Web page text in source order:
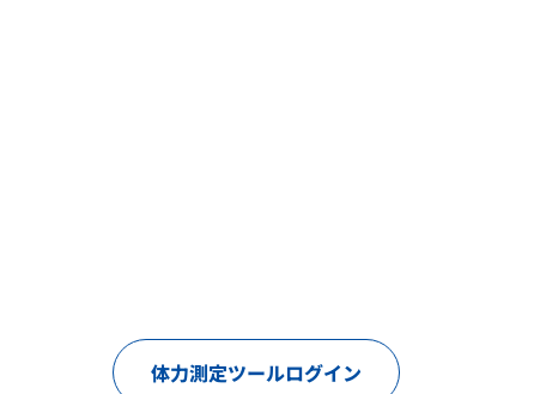
体力測定ツールログイン